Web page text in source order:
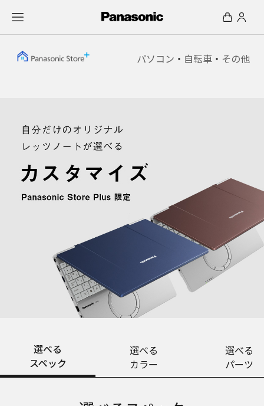
パソコン ・ 自転車 ・ その他
選べる
スペック
選べる
カラー
選べる
パーツ